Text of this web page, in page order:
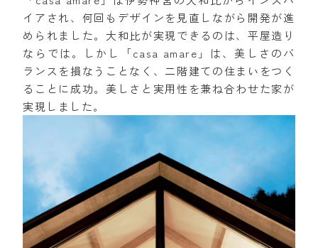
イアされ、何回もデザインを見直しながら開発が進
められました。大和比が実現できるのは、平屋造り
ならでは。しかし「casa amare」は、美しさのバ
ランスを損なうことなく、二階建ての住まいをつく
ることに成功。美しさと実用性を兼ね合わせた家が
実現しました。